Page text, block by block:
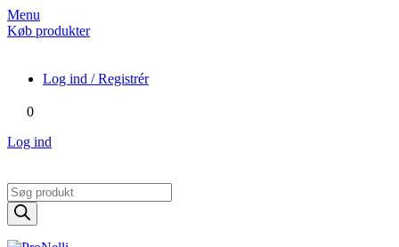
Menu
Køb produkter
Log ind / Registrér
0
Log ind
Products
search